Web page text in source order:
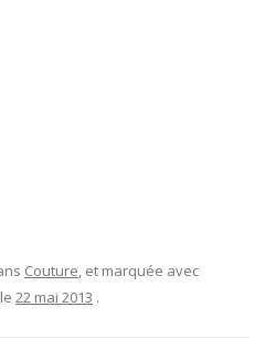
Couture, et marquée avec
22 mai 2013 .